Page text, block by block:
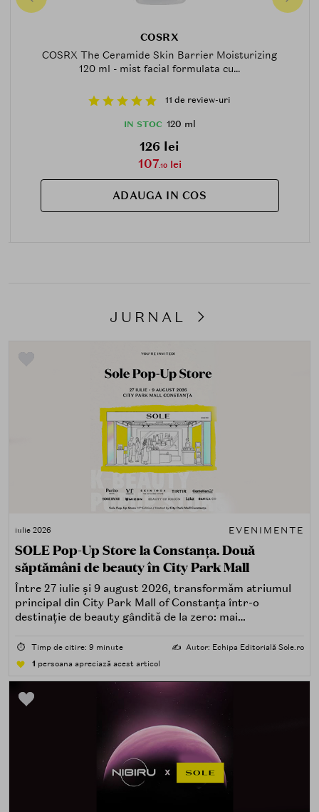
COSRX
COSRX The Ceramide Skin Barrier Moisturizing
120 ml - mist facial formulata cu...
11 de review-uri
IN STOC 120 ml
126 lei
107.10lei
ADAUGA IN COS
JURNAL
iulie 2026 EVENIMENTE
SOLE Pop-Up Store la Constanța. Două
săptămâni de beauty în City Park Mall
Între 27 iulie și 9 august 2026, transformăm atriumul
principal din City Park Mall of Constanța într-o
destinație de beauty gândită de la zero: mai
care îți place, de fapt, să descoperi produse — testând,
atingând, comparând, întrebând.
⏱️ Timp de citire: 9 minute ✍️ Autor: Echipa Editorială Sole.ro
1 persoana apreciază acest articol